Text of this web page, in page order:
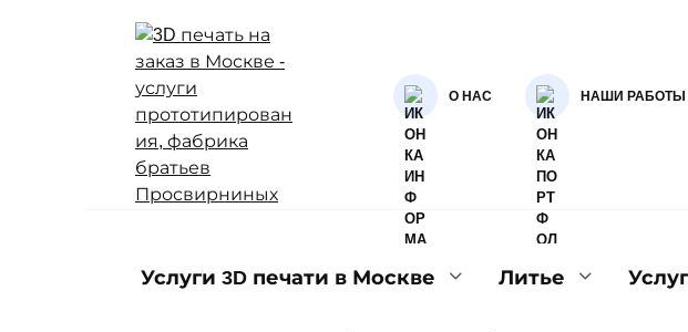
О НАС НАШИ РАБОТЫ
Услуги 3D печати в Москве Литье